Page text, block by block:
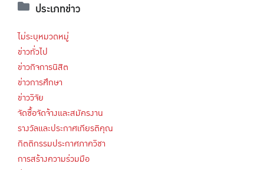
ประเภทข่าว
ไม่ระบุหมวดหมู่
ข่าวทั่วไป
ข่าวกิจการนิสิต
ข่าวการศึกษา
ข่าววิจัย
จัดซื้อจัดจ้างและสมัครงาน
รางวัลและประกาศเกียรติคุณ
กิตติกรรมประกาศภาควิชา
การสร้างความร่วมมือ